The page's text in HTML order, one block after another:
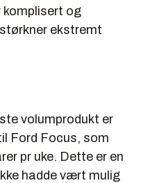
komplisert og
ekstremt
volumprodukt er
Ford Focus, som
pr uke. Dette er en
hadde vært mulig